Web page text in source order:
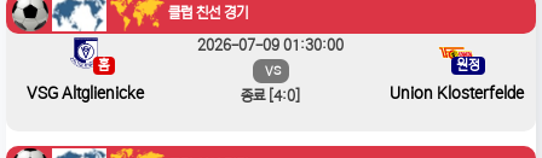
클럽 친선 경기
홈
VSG Altglienicke
2026-07-09 01:30:00
VS
종료 [4:0]
원정
Union Klosterfelde